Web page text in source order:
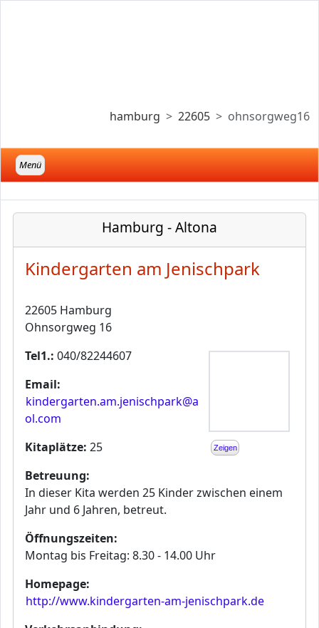
hamburg 22605 ohnsorgweg16
Menü
Hamburg - Altona
Kindergarten am Jenischpark
22605 Hamburg
Ohnsorgweg 16
Zeigen
Tel1.: 040/82244607
Email:
kindergarten.am.jenischpark@a
ol.com
Kitaplätze: 25
Betreuung:
In dieser Kita werden 25 Kinder zwischen einem
Jahr und 6 Jahren, betreut.
Öffnungszeiten:
Montag bis Freitag: 8.30 - 14.00 Uhr
Homepage:
http://www.kindergarten-am-jenischpark.de